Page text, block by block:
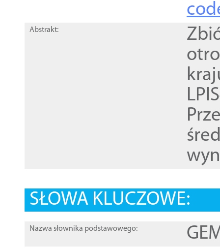
Abstrakt:
SŁOWA KLUCZOWE:
Nazwa słownika podstawowego: